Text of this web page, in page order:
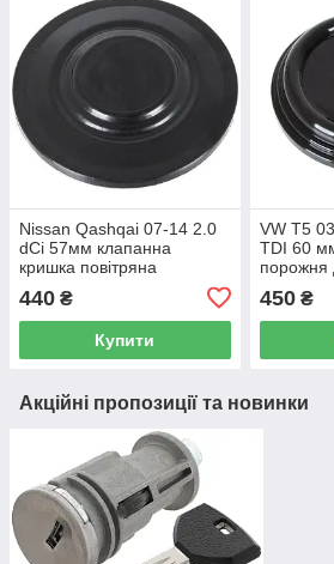
Nissan Qashqai 07-14 2.0
dCi 57мм клапанна
кришка повітряна
440 ₴
Купити
VW T5
TDI 60
порожня
450₴
Акційні пропозиції та новинки